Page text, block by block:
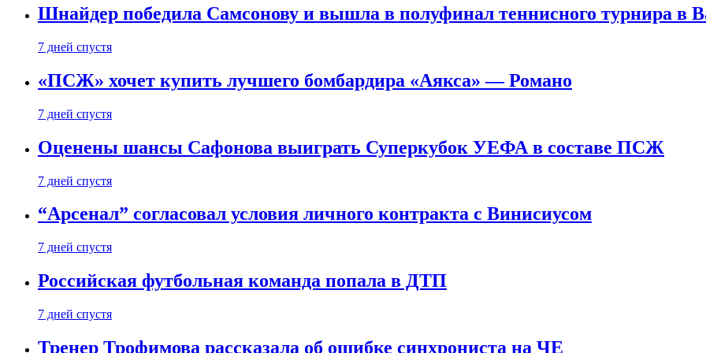
Шнайдер победила Самсонову и вышла в полуфинал теннисного турнира в
7 дней спустя
«ПСЖ» хочет купить лучшего бомбардира «Аякса» — Романо
7 дней спустя
Оценены шансы Сафонова выиграть Суперкубок УЕФА в составе ПСЖ
7 дней спустя
“Арсенал” согласовал условия личного контракта с Винисиусом
7 дней спустя
Российская футбольная команда попала в ДТП
7 дней спустя
Тренер Трофимова рассказала об ошибке синхрониста на ЧЕ